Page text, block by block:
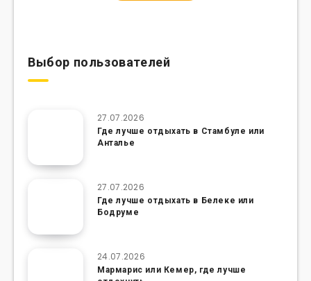
Выбор пользователей
27.07.2026
Где лучше отдыхать в Стамбуле или
Анталье
27.07.2026
Где лучше отдыхать в Белеке или
Бодруме
24.07.2026
Мармарис или Кемер, где лучше